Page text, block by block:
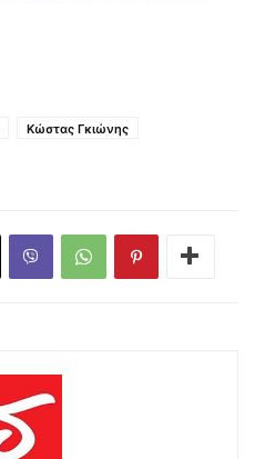
Κώστας Γκιώνης